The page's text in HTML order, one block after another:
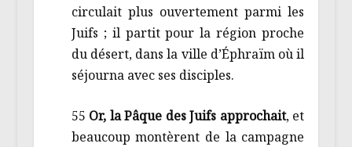
circulait plus ouvertement parmi les
Juifs ; il partit pour la région proche
du désert, dans la ville d’Éphraïm où il
séjourna avec ses disciples.
55 Or, la Pâque des Juifs approchait, et
beaucoup montèrent de la campagne